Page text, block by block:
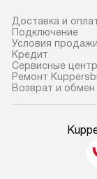
Доставка и
Подключение
Условия продажи
Кредит
Сервисные
Ремонт
Возврат и обмен